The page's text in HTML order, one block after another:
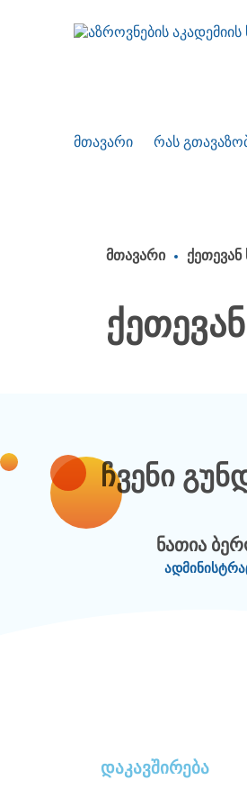
მთავარი რას
მთავარი
ჩვენი
ნათია
დაკავშირება